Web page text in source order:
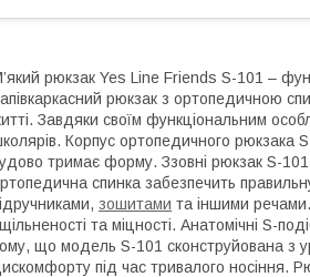
рюкзак Yes Line Friends S-101 –
рюкзак з ортопедичною
Завдяки своїм функціональним
Корпус ортопедичного рюкзака
тримає форму. Ззовні рюкзак S-101
спинка забезпечить
зошитами та іншими
та міцності. Анатомічні S-
що модель S-101 сконструйована з
під час тривалого носіння.